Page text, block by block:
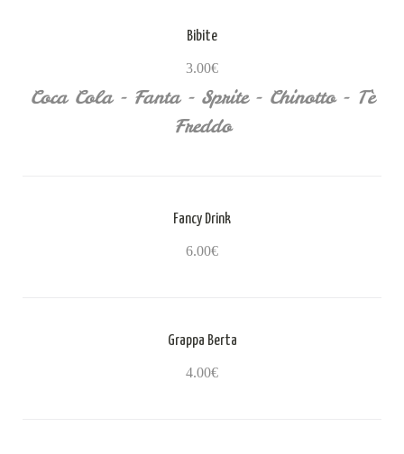
Bibite
3.00€
Coca Cola - Fanta - Sprite - Chinotto - Tè
Freddo
Fancy Drink
6.00€
Grappa Berta
4.00€